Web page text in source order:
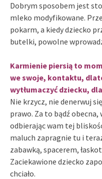
Dobrym sposobem jest
mleko modyfikowane.
pokarm, a kiedy dziecko
butelki, powolne
Karmienie piersią to
we swoje, kontaktu,
wytłumaczyć dziecku,
Nie krzycz, nie denerwuj
prawo. Za to bądź obecna,
odbierając wam tej
maluch zapragnie tu i
zabawką, spacerem,
Zaciekawione dziecko
chciało.